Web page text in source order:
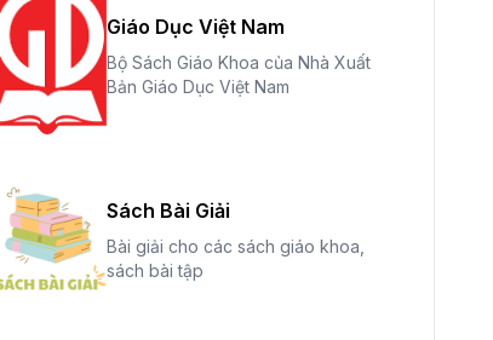
Giáo Dục Việt Nam
Bộ Sách Giáo Khoa của Nhà Xuất
Bản Giáo Dục Việt Nam
Sách Bài Giải
Bài giải cho các sách giáo khoa,
sách bài tập